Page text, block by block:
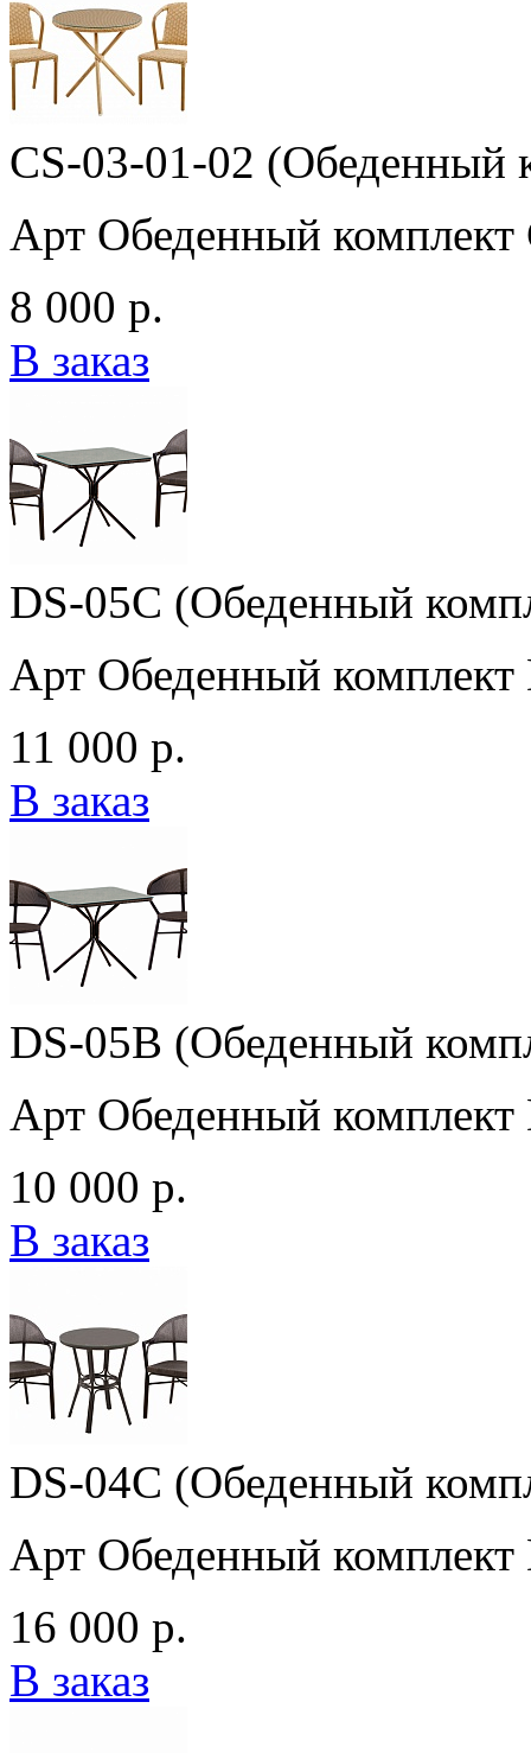
CS-03-01-02 (Обеденный
Арт Обеденный комплект
8 000 р.
В заказ
DS-05C (Обеденный
Арт Обеденный комплект
11 000 р.
В заказ
DS-05B (Обеденный
Арт Обеденный комплект
10 000 р.
В заказ
DS-04C (Обеденный
Арт Обеденный комплект
16 000 р.
В заказ